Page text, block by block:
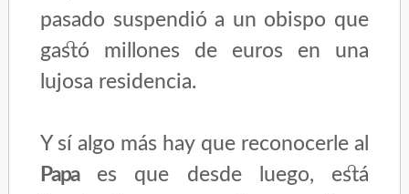
pasado suspendió a un obispo que
gastó millones de euros en una
lujosa residencia.
Y sí algo más hay que reconocerle al
Papaes que desde luego, está